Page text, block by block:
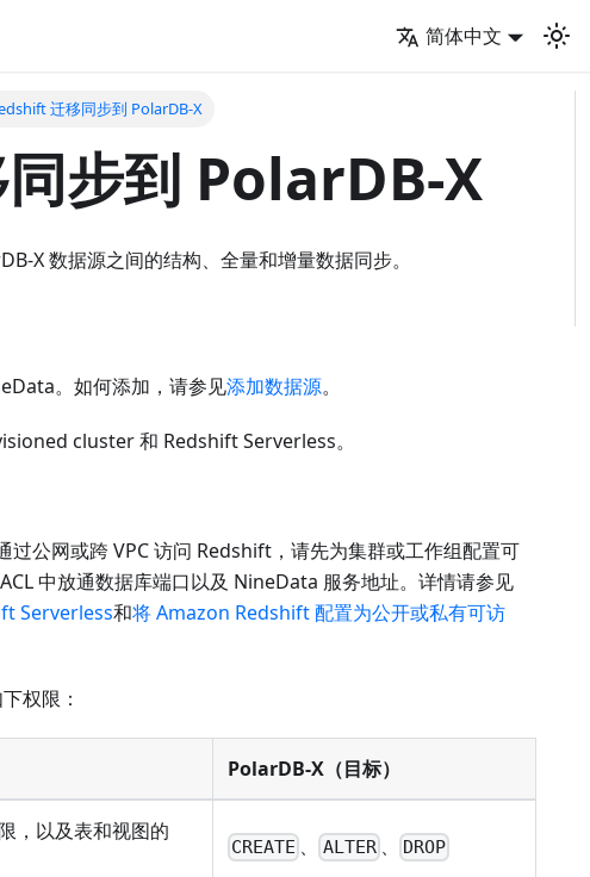
简体中文
迁移同步到 PolarDB-X
步到 PolarDB-X
X 数据源之间的结构、全量和增量数据同步。
。如何添加，请参见添加数据源。
cluster 和 Redshift Serverless。
过公网或跨 VPC 访问 Redshift，请先为集群或工作组配置可
中放通数据库端口以及 NineData 服务地址。详情请参见
Serverless和将 Amazon Redshift 配置为公开或私有可访
权限：
PolarDB-X（目标）
，以及表和视图的
CREATE 、 ALTER、 DROP